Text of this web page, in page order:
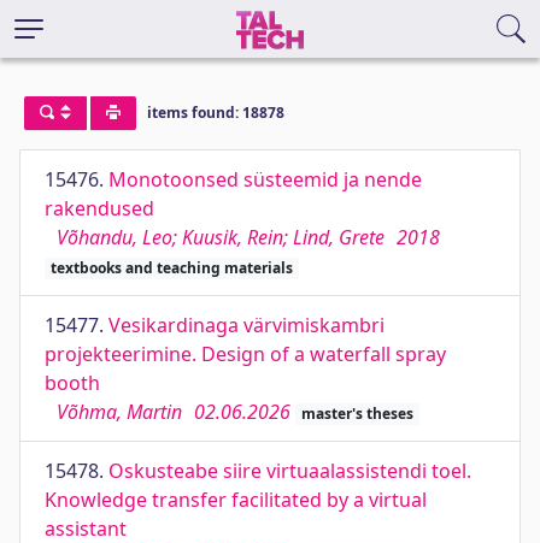
items found: 18878
15476. Monotoonsed süsteemid ja nende
rakendused
Võhandu, Leo; Kuusik, Rein; Lind, Grete 2018
textbooks and teaching materials
15477. Vesikardinaga värvimiskambri
projekteerimine. Design of a waterfall spray
booth
Võhma, Martin 02.06.2026 master's theses
15478. Oskusteabe siire virtuaalassistendi toel.
Knowledge transfer facilitated by a virtual
assistant